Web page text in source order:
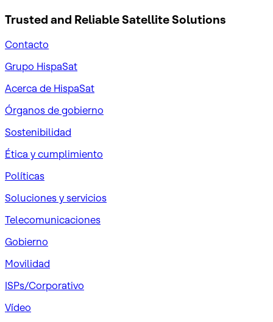
Trusted and ReliableSatellite Solutions
Contacto
Grupo HispaSat
Acerca de HispaSat
Órganos de gobierno
Sostenibilidad
Ética y cumplimiento
Políticas
Soluciones y servicios
Telecomunicaciones
Gobierno
Movilidad
ISPs/Corporativo
Vídeo